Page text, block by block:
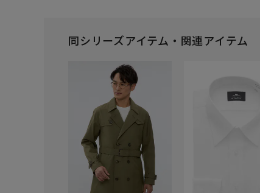
同シリーズアイテム・関連アイテム